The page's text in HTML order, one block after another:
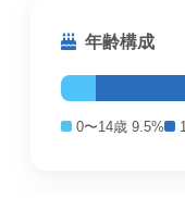
年齢構成
0〜14歳 9.5%